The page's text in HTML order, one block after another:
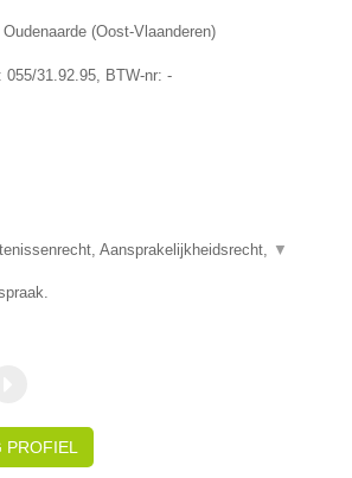
Oudenaarde(Oost-Vlaanderen)
055/31.92.95, BTW-nr: -
Aansprakelijkheidsrecht, ▼